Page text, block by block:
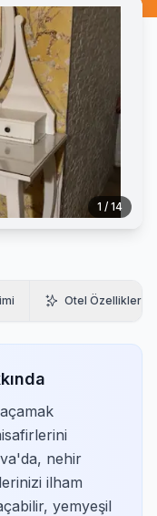
1 / 14
Otel Özellikleri
nehir
ilham
yemyeşil